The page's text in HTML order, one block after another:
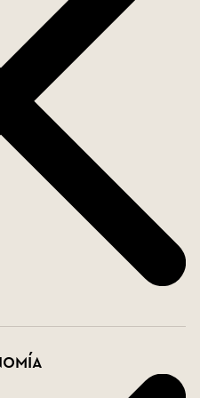
planta baja también
doble, un baño
que también podría
el segundo piso hay
dobles y otro
no tiene piscina, pero
como suelo urbano
un permiso de
que le da una
de pueblo. Más arriba
con su hermosa